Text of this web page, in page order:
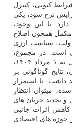
کنونی، کنترل
نرخ سود، یکی
با این وجود،
مکمل همچون اصلاح
سیاست ارزی
است. در مجموع،
افزایش نرخ سود بازار بین بانکی در هفته منتهی به ۱ مرداد ۱۴۰۴،
نتایج گوناگونی بر
داشت. با استمرار
میتوان انتظار
و تحدید جریان های
اثرات جانبی
حوزه های اقتصادی